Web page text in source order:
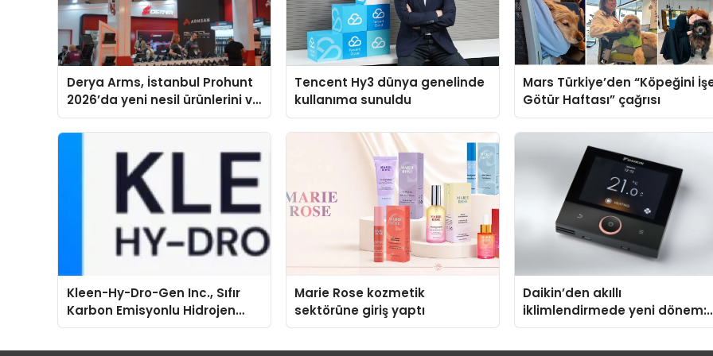
Derya Arms, İstanbul Prohunt
2026’da yeni nesil ürünlerini ve
global marka vizyonunu
sergiledi
Tencent Hy3 dünya genelinde
kullanıma sunuldu
Mars Türkiye’den “Köpeğini
Götür Haftası” çağrısı
Kleen-Hy-Dro-Gen Inc., Sıfır
Karbon Emisyonlu Hidrojen
Isıtma Teknolojisinde ISO ve
Marie Rose kozmetik
sektörüne giriş yaptı
Daikin’den akıllı
iklimlendirmede yeni dönem:
Madoka Plus Türkiye’de